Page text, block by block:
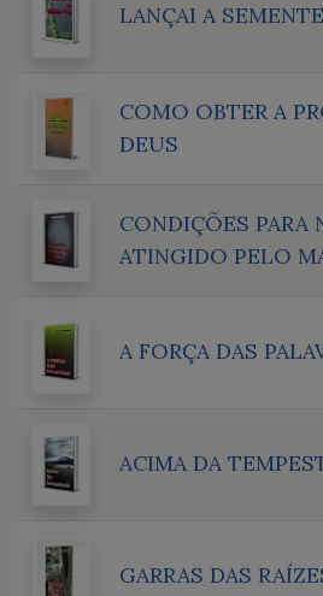
LANÇAI A SEMENTE
COMO OBTER A
DEUS
CONDIÇÕES PARA
ATINGIDO PELO
A FORÇA DAS
ACIMA DA
GARRAS DAS